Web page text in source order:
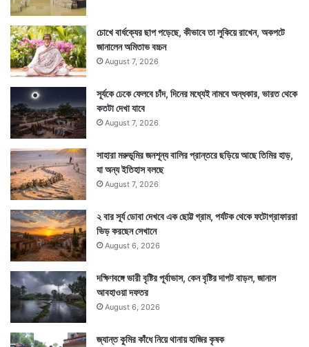
চোখে বার্ধক্যের ছাপ পড়েছে, কীভাবে তা লুকিয়ে রাখেন, অকপটে
জানালেন অমিতাভ বচ্চন
August 7, 2026
সূর্যকে ঢেকে ফেলবে চাঁদ, দিনের মধ্যেই নামবে অন্ধকার, ভারত থেকে
কতটা দেখা যাবে
August 7, 2026
সাহারা মরুভূমির জনশূন্য বালির প্রান্তরে ছড়িয়ে আছে তিমির হাড়,
যা অন্য ইতিহাস বলছে
August 7, 2026
২ বার সূর্য ডোবা দেখবে এক ছোট্ট গ্রাম, পর্যটক থেকে ফটোগ্রাফাররা
ভিড় করছেন সেখানে
August 6, 2026
দক্ষিণবঙ্গে ভারী বৃষ্টির পূর্বাভাস, কেন বৃষ্টির দাপট বাড়ল, জানাল
আবহাওয়া দফতর
August 6, 2026
জ্যান্ত কুমির কাঁধে নিয়ে থানায় হাজির কৃষক